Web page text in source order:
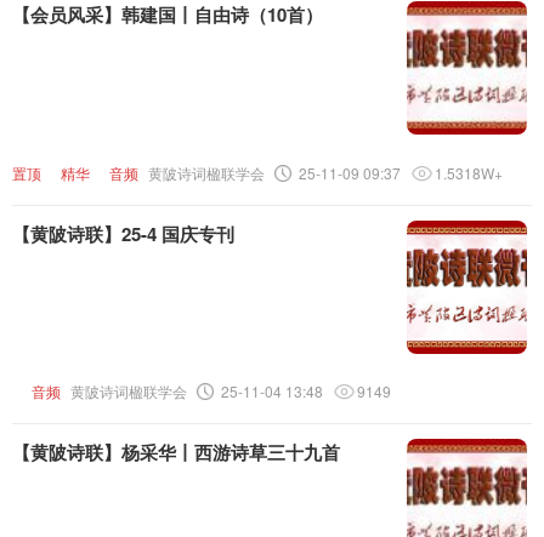
【会员风采】韩建国丨自由诗（10首）
置顶 精华 音频 黄陂诗词楹联学会 25-11-09 09:37 1.5318W+
【黄陂诗联】25-4 国庆专刊
音频 黄陂诗词楹联学会 25-11-04 13:48 9149
【黄陂诗联】杨采华丨西游诗草三十九首